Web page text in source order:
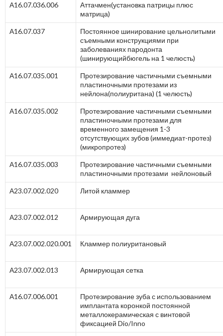
А16.07.036.006
Аттачмен(установка патрицы плюс
матрица)
А16.07.037
Постоянное шинирование цельнолитыми
съемными конструкциями при
заболеваниях пародонта
(шинирующийбюгель на 1 челюсть)
А16.07.035.001
Протезирование частичными съемными
пластиночными протезами из
нейлона(полиуритана) (1 челюсть)
А16.07.035.002
Протезирование частичными съемными
пластиночными протезами для
временного замещения 1-3
отсутствующих зубов (иммедиат-протез)
(микропротез)
А16.07.035.003
Протезирование частичными съемными
пластиночными протезами нейлоновый
А23.07.002.020 Литой кламмер
А23.07.002.012 Армирующая дуга
А23.07.002.020.001 Кламмер полиуритановый
А23.07.002.013 Армирующая сетка
А16.07.006.001
Протезирование зуба с использованием
имплантата коронкой постоянной
металлокерамическая с винтовой
фиксацией Dio/Inno